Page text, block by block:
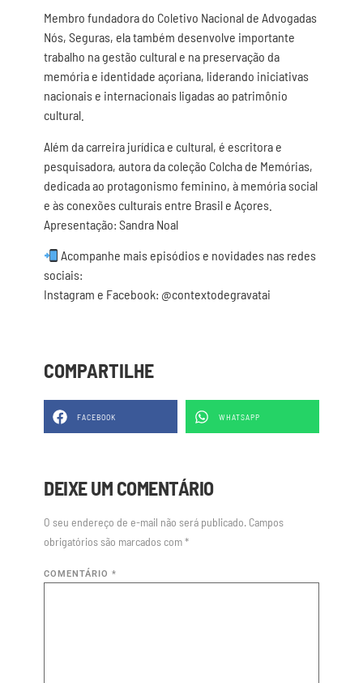
Membro fundadora do Coletivo Nacional de Advogadas
Nós, Seguras, ela também desenvolve importante
trabalho na gestão cultural e na preservação da
memória e identidade açoriana, liderando iniciativas
nacionais e internacionais ligadas ao patrimônio
cultural.
Além da carreira jurídica e cultural, é escritora e
pesquisadora, autora da coleção Colcha de Memórias,
dedicada ao protagonismo feminino, à memória social
e às conexões culturais entre Brasil e Açores.
Apresentação: Sandra Noal
Acompanhe mais episódios e novidades nas redes
sociais:
Instagram e Facebook: @contextodegravatai
COMPARTILHE
FACEBOOK WHATSAPP
DEIXE UM COMENTÁRIO
O seu endereço de e-mail não será publicado. Campos
obrigatórios são marcados com*
COMENTÁRIO *